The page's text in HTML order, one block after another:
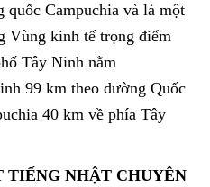
quốc Campuchia và là một
Vùng kinh tế trọng điểm
Tây Ninh nằm
99 km theo đường Quốc
40 km về phía Tây
NHẬT CHUYÊN